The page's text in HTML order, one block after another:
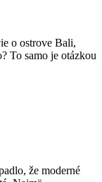
o ostrove Bali,
To samo je otázkou
že moderné